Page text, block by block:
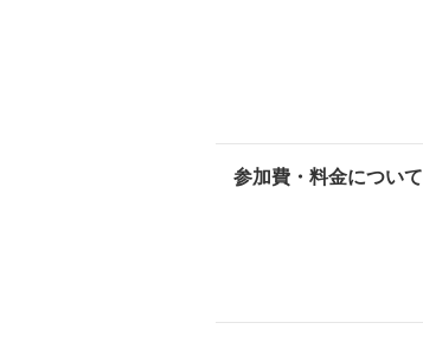
参加費・料金について